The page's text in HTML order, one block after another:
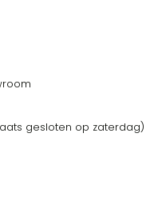
gesloten op zaterdag)